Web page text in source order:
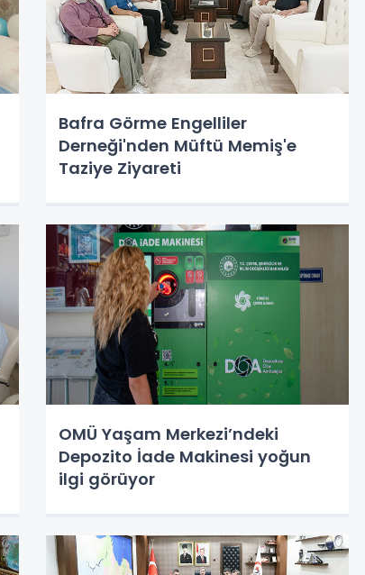
Bafra Görme Engelliler
Derneği'nden Müftü Memiş'e
Taziye Ziyareti
OMÜ Yaşam Merkezi’ndeki
Depozito İade Makinesi yoğun
ilgi görüyor